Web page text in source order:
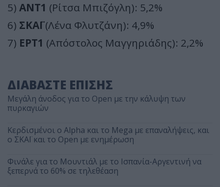
5) ΑΝΤ1 (Ρίτσα Μπιζόγλη): 5,2%
6) ΣΚΑΪ(Λένα Φλυτζάνη): 4,9%
7) ΕΡΤ1 (Απόστολος Μαγγηριάδης): 2,2%
ΔΙΑΒΑΣΤΕ ΕΠΙΣΗΣ
Μεγάλη άνοδος για το Open με την κάλυψη των
πυρκαγιών
Κερδισμένοι ο Alpha και το Mega με επαναλήψεις, και
ο ΣΚΑΪ και το Open με ενημέρωση
Φινάλε για το Μουντιάλ με το Ισπανία-Αργεντινή να
ξεπερνά το 60% σε τηλεθέαση